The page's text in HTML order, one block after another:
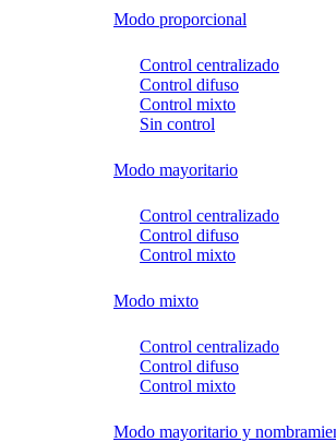
Modo proporcional
Control centralizado
Control difuso
Control mixto
Sin control
Modo mayoritario
Control centralizado
Control difuso
Control mixto
Modo mixto
Control centralizado
Control difuso
Control mixto
Modo mayoritario y